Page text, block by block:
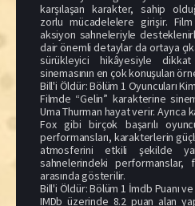
karşılaşan karakter, sahip
zorlu mücadelelere girişir.
aksiyon sahneleriyle
dair önemli detaylar da ortaya
sürükleyici hikâyesiyle
sinemasının en çok konuşulan
Bill'i Öldür: Bölüm 1 Oyuncuları
Filmde “Gelin” karakterine
Uma Thurman hayat verir. Ayrıca
Fox gibi birçok başarılı
performansları, karakterlerin
atmosferini etkili şekilde
sahnelerindeki performanslar,
arasında gösterilir.
Bill'i Öldür: Bölüm 1 İmdb Puanı ve
IMDb üzerinde 8.2 puan alan